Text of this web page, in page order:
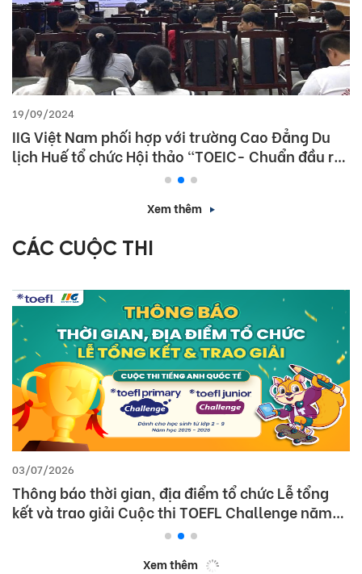
19/09/2024
IIG Việt Nam phối hợp với trường Cao Đẳng Du
lịch Huế tổ chức Hội thảo “TOEIC- Chuẩn đầu ra
tiếng Anh- Bí Quyết chinh phục nhà tuyển dụng”
Xem thêm
CÁC CUỘC THI
03/07/2026
Thông báo thời gian, địa điểm tổ chức Lễ tổng
kết và trao giải Cuộc thi TOEFL Challenge năm
Xem thêm